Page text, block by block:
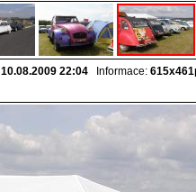
10.08.2009 22:04 Informace: